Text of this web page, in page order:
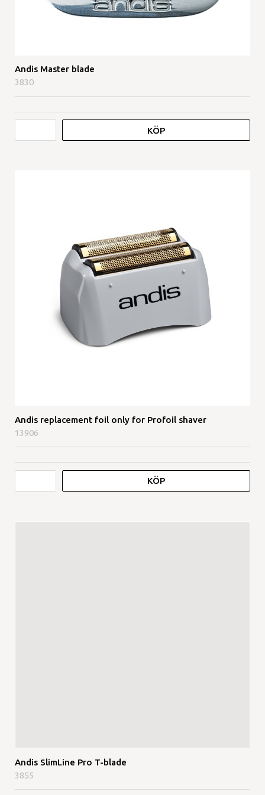
Andis Master blade
3830
KÖP
Andis replacement foil only for Profoil shaver
13906
KÖP
Andis SlimLine Pro T-blade
3855